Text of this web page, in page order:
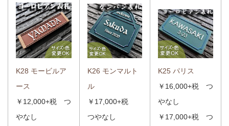
K28 モービルア
ース
￥12,000+税 つ
やなし
K26 モンマルト
ル
￥17,000+税
つやなし
K25 パリス
￥16,000+税 つ
やなし
￥17,000+税 つ